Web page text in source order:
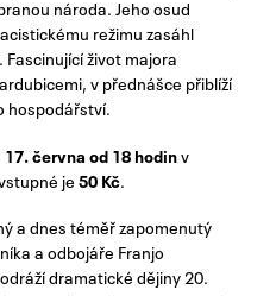
národa. Jeho osud
režimu zasáhl
život majora
v přednášce přiblíží
hospodářství.
17. června od 18 hodinv
je 50 Kč
a dnes téměř zapomenutý
a odbojáře Franjo
dramatické dějiny 20.